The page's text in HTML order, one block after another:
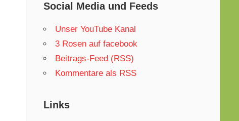
Social Media und Feeds
Unser YouTube Kanal
3 Rosen auf facebook
Beitrags-Feed (RSS)
Kommentare als RSS
Links